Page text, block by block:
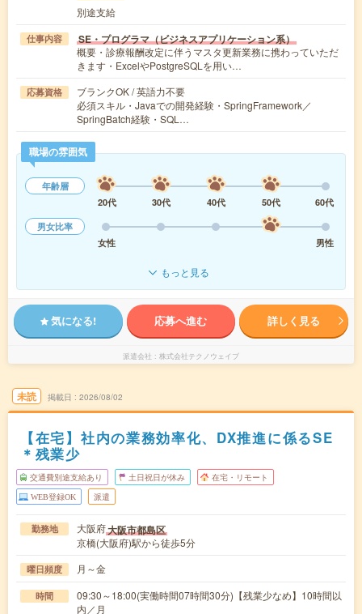
別途支給
仕事内容 SE・プログラマ（ビジネスアプリケーション系）
概要・診療報酬改定に伴うマスタ更新業務に携わっていただ
きます・ExcelやPostgreSQLを用い…
応募資格
ブランクOK / 英語力不要
必須スキル・Javaでの開発経験・SpringFramework／
SpringBatch経験・SQL…
職場の雰囲気
年齢層
20代
30代 40代 50代
60代
男女比率
女性
男性
もっと見る
気になる! 応募へ進む 詳しく見る
派遣会社 株式会社テクノウェイブ
未読 掲載日 2026/08/02
【在宅】社内の業務効率化、DX推進に係るSE
＊残業少
交通費別途支給あり 土日祝日が休み 在宅・リモート
WEB登録OK 派遣
勤務地 大阪府大阪市都島区
京橋(大阪府)駅から徒歩5分
曜日頻度 月～金
時間
09:30～18:00(実働時間07時間30分)【残業少なめ】10時間以
内／月